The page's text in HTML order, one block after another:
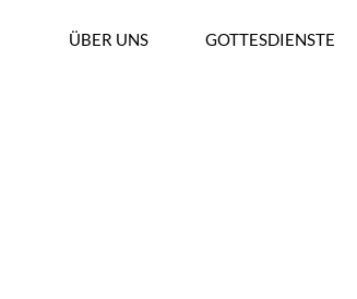
ÜBER UNS GOTTESDIENSTE